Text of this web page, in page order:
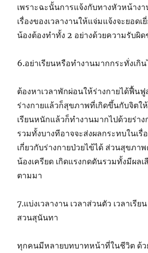
เพราะฉะนั้นการแจ้งกับทางหัวหน้าง
เรื่องของเวลางานให้แจ่มแจ้งจะยอดเ
น้องต้องทำทั้ง 2 อย่างด้วยความรับผิด
6.อย่าเรียนหรือทำงานมากกระทั่งเกิ
ต้องหาเวลาพักผ่อนให้ร่างกายได้ฟื้น
ร่างกายแล้วก็สุขภาพที่เกิดขึ้นกับจิตใ
เรียนหนักแล้วก็ทำงานมากไปด้วยร่า
รวมทั้งบางทีอาจจะส่งผลกระทบในเรื่
เกี่ยวกับร่างกายป่วยไข้ได้ ส่วนสุขภา
น้องเครียด เกิดแรงกดดันรวมทั้งมีผล
ตามมา
7.แบ่งเวลางาน เวลาส่วนตัว เวลาเรี
สวนสุนันทา
ทุกคนมีหลายบทบาทหน้าที่ในชีวิต ด้ว